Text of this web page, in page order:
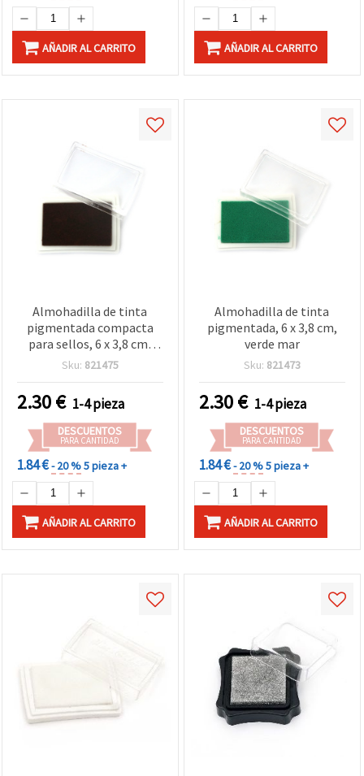
AÑADIR AL CARRITO AÑADIR AL CARRITO
Almohadilla de tinta
pigmentada compacta
para sellos, 6 x 3,8 cm,
marrón oscuro, tapa
manualidades y
scrapbooking
Sku: 821475
2.30€ 1-4 pieza
DESCUENTOS
PARA CANTIDAD
1.84 €- 20 %5 pieza +
AÑADIR AL CARRITO
Almohadilla de tinta
pigmentada, 6 x 3,8 cm,
verde mar
Sku: 821473
2.30€ 1-4 pieza
DESCUENTOS
PARA CANTIDAD
1.84 €- 20 %5 pieza +
AÑADIR AL CARRITO